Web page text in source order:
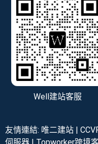
Well建站客服
友情連結: 唯二建站